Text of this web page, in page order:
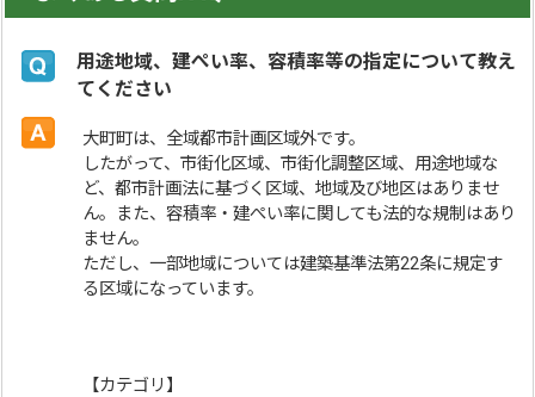
用途地域、建ぺい率、容積率等の指定について教え
てください
大町町は、全域都市計画区域外です。
したがって、市街化区域、市街化調整区域、用途地域な
ど、都市計画法に基づく区域、地域及び地区はありませ
ん。また、容積率・建ぺい率に関しても法的な規制はあり
ません。
ただし、一部地域については建築基準法第22条に規定す
る区域になっています。
【カテゴリ】